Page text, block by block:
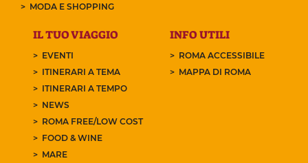
MODA E SHOPPING
IL TUO VIAGGIO
EVENTI
ITINERARI A TEMA
ITINERARI A TEMPO
NEWS
ROMA FREE/LOW COST
FOOD & WINE
MARE
INFO UTILI
ROMA ACCESSIBILE
MAPPA DI ROMA